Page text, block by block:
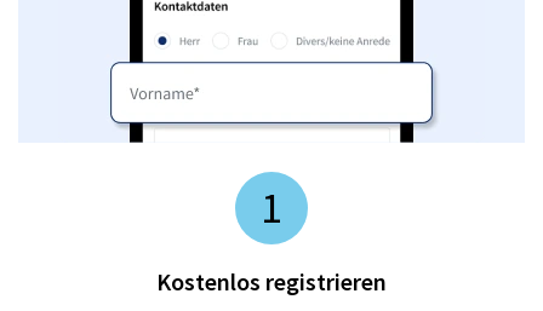
1
Kostenlos registrieren